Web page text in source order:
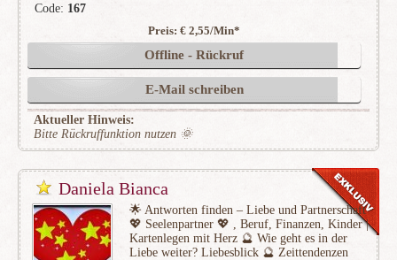
Code: 167
(514)
Preis: € 2,55/Min*
Offline - Rückruf
E-Mail schreiben
Aktueller Hinweis:
Bitte Rückruffunktion nutzen 🌞
Daniela Bianca
🌟 Antworten finden – Liebe und Partnerschaft
💖 Seelenpartner 💖 , Beruf, Finanzen, Kinder |
Kartenlegen mit Herz 🔮 Wie geht es in der
Liebe weiter? Liebesblick 🔮 Zeittendenzen